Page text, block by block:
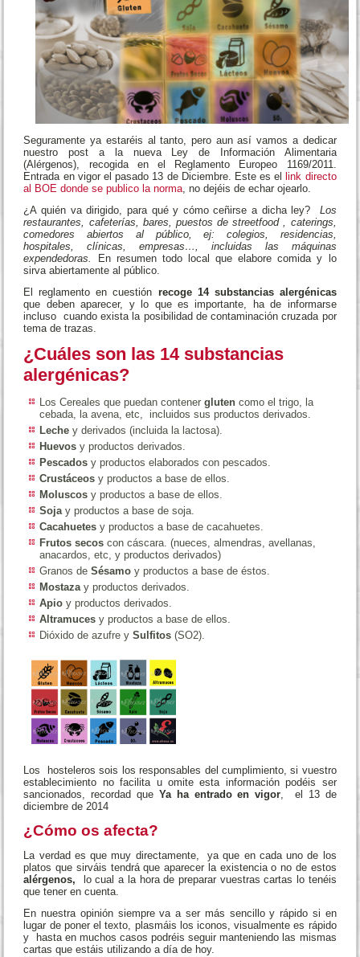
Seguramente ya estaréis al tanto, pero aun así vamos a dedicar
nuestro post a la nueva Ley de Información Alimentaria
(Alérgenos), recogida en el Reglamento Europeo 1169/2011.
Entrada en vigor el pasado 13 de Diciembre. Este es el
link directo
al BOE donde se publico la norma , no dejéis de echar ojearlo.
¿A quién va dirigido, para qué y cómo ceñirse a dicha ley? Los
restaurantes, cafeterías, bares, puestos de streetfood , caterings,
comedores abiertos al público, ej: colegios, residencias,
hospitales, clínicas, empresas…, incluidas las máquinas
expendedoras.
En resumen todo local que elabore comida y lo
sirva abiertamente al público.
El reglamento en cuestión recoge 14 substancias alergénicas
que deben aparecer, y lo que es importante, ha de informarse
incluso cuando exista la posibilidad de contaminación cruzada por
tema de trazas.
¿Cuáles son las 14 substancias
alergénicas?
Los Cereales que puedan contenergluten como el trigo, la
cebada, la avena, etc, incluidos sus productos derivados.
Leche y derivados (incluida la lactosa).
Huevos y productos derivados.
Pescados y productos elaborados con pescados.
Crustáceos y productos a base de ellos.
Moluscos y productos a base de ellos.
Soja y productos a base de soja.
Cacahuetes y productos a base de cacahuetes.
Frutos secos con cáscara. (nueces, almendras, avellanas,
anacardos, etc, y productos derivados)
Granos de Sésamo y productos a base de éstos.
Mostaza y productos derivados.
Apio y productos derivados.
Altramuces y productos a base de ellos.
Dióxido de azufre ySulfitos (SO2).
Los hosteleros sois los responsables del cumplimiento, si vuestro
establecimiento no facilita u omite esta información podéis ser
sancionados, recordad que Ya ha entrado en vigor, el 13 de
diciembre de 2014
¿Cómo os afecta?
La verdad es que muy directamente, ya que en cada uno de los
platos que sirváis tendrá que aparecer la existencia o no de estos
alérgenos, lo cual a la hora de preparar vuestras cartas lo tenéis
que tener en cuenta.
En nuestra opinión siempre va a ser más sencillo y rápido si en
lugar de poner el texto, plasmáis los iconos, visualmente es rápido
y hasta en muchos casos podréis seguir manteniendo las mismas
cartas que estáis utilizando a día de hoy.